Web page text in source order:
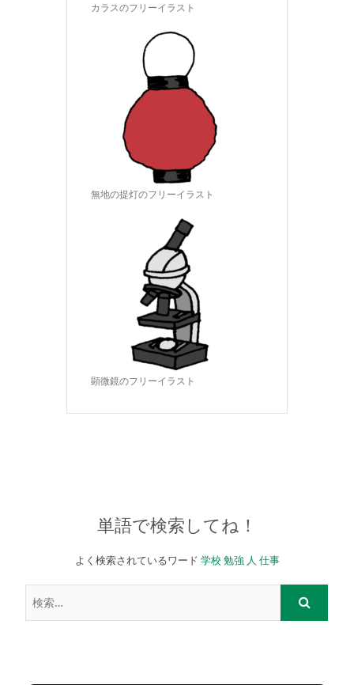
カラスのフリーイラスト
無地の提灯のフリーイラスト
顕微鏡のフリーイラスト
単語で検索してね！
よく検索されているワード 学校 勉強 人 仕事